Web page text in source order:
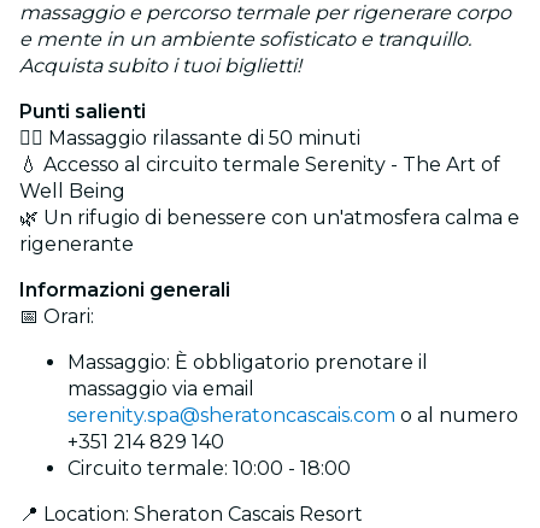
massaggio e percorso termale per rigenerare corpo
e mente in un ambiente sofisticato e tranquillo.
Acquista subito i tuoi biglietti!
Punti salienti
💆‍♀️ Massaggio rilassante di 50 minuti
💧 Accesso al circuito termale Serenity - The Art of
Well Being
🌿 Un rifugio di benessere con un'atmosfera calma e
rigenerante
Informazioni generali
📅 Orari:
Massaggio: È obbligatorio prenotare il
massaggio via email
serenity.spa@sheratoncascais.com o al numero
+351 214 829 140
Circuito termale: 10:00 - 18:00
📍 Location: Sheraton Cascais Resort